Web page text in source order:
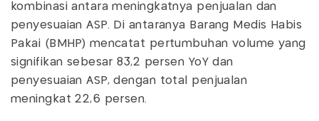
kombinasi antara meningkatnya penjualan dan
penyesuaian ASP. Di antaranya Barang Medis Habis
Pakai (BMHP) mencatat pertumbuhan volume yang
signifikan sebesar 83,2 persen YoY dan
penyesuaian ASP, dengan total penjualan
meningkat 22,6 persen.